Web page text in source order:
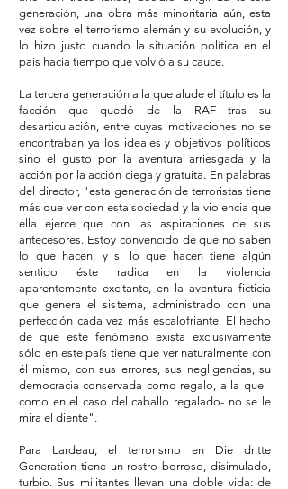
generación, una obra más minoritaria aún, esta
vez sobre el terrorismo alemán y su evolución, y
lo hizo justo cuando la situación política en el
país hacía tiempo que volvió a su cauce.
La tercera generación a la que alude el título es la
facción que quedó de la RAF tras su
desarticulación, entre cuyas motivaciones no se
encontraban ya los ideales y objetivos políticos
sino el gusto por la aventura arriesgada y la
acción por la acción ciega y gratuita. En palabras
del director, "esta generación de terroristas tiene
más que ver con esta sociedad y la violencia que
ella ejerce que con las aspiraciones de sus
antecesores. Estoy convencido de que no saben
lo que hacen, y si lo que hacen tiene algún
sentido éste radica en la violencia
aparentemente excitante, en la aventura ficticia
que genera el sistema, administrado con una
perfección cada vez más escalofriante. El hecho
de que este fenómeno exista exclusivamente
sólo en este país tiene que ver naturalmente con
él mismo, con sus errores, sus negligencias, su
democracia conservada como regalo, a la que -
como en el caso del caballo regalado- no se le
mira el diente".
Para Lardeau, el terrorismo en Die dritte
Generation tiene un rostro borroso, disimulado,
turbio. Sus militantes llevan una doble vida: de